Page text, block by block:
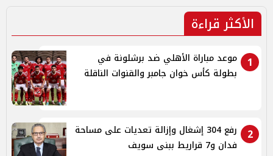
الأكثر قراءة
1
موعد مباراة الأهلي ضد برشلونة في
بطولة كأس خوان جامبر والقنوات الناقلة
2
رفع 304 إشغال وإزالة تعديات على مساحة
فدان و7 قراريط ببنى سويف